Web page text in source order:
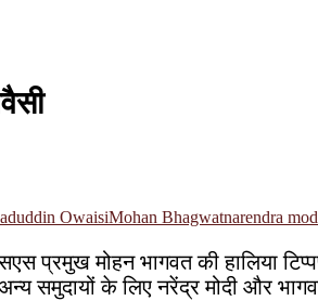
OwaisiMohan Bhagwatnarendra
मोहन भागवत की हालिया
समुदायों के लिए नरेंद्र मोदी और